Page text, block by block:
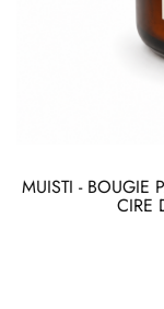
MUISTI - BOUGIE
CIRE